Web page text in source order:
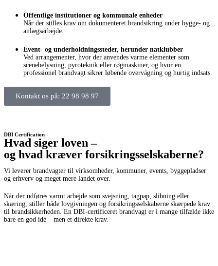
Offentlige institutioner og kommunale enheder
Når der stilles krav om dokumenteret brandsikring under bygge- og
anlægsarbejde.
Event- og underholdningssteder, herunder natklubber
Ved arrangementer, hvor der anvendes varme elementer som
scenebelysning, pyroteknik eller røgmaskiner, og hvor en
professionel brandvagt sikrer løbende overvågning og hurtig indsats.
Kontakt os på: 22 98 98 97
DBI Certification
Hvad siger loven –
og hvad kræver forsikringsselskaberne?
Vi leverer brandvagter til virksomheder, kommuner, events, byggepladser
og erhverv og meget mere landet over.
Når der udføres varmt arbejde som svejsning, tagpap, slibning eller
skæring, stiller både lovgivningen og forsikringsselskaberne skærpede krav
til brandsikkerheden. En DBI-certificeret brandvagt er i mange tilfælde ikke
bare en god idé – men et direkte krav.